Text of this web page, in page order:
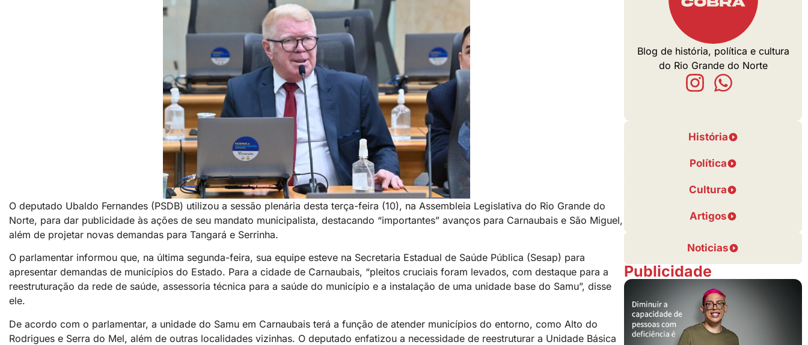
Blog de história, política e cultura
do Rio Grande do Norte
História
Política
Cultura
Artigos
Noticias
Publicidade
O deputado Ubaldo Fernandes (PSDB) utilizou a sessão plenária desta terça-feira (10), na Assembleia Legislativa do Rio Grande do
Norte, para dar publicidade às ações de seu mandato municipalista, destacando “importantes” avanços para Carnaubais e São Miguel,
além de projetar novas demandas para Tangará e Serrinha.
O parlamentar informou que, na última segunda-feira, sua equipe esteve na Secretaria Estadual de Saúde Pública (Sesap) para
apresentar demandas de municípios do Estado. Para a cidade de Carnaubais, “pleitos cruciais foram levados, com destaque para a
reestruturação da rede de saúde, assessoria técnica para a saúde do município e a instalação de uma unidade base do Samu”, disse
ele.
De acordo com o parlamentar, a unidade do Samu em Carnaubais terá a função de atender municípios do entorno, como Alto do
Rodrigues e Serra do Mel, além de outras localidades vizinhas. O deputado enfatizou a necessidade de reestruturar a Unidade Básica